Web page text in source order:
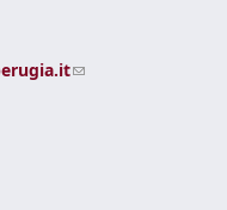
(link sends e-mail)
e-mail)